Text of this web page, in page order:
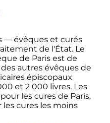
— évêques et curés
de l'État. Le
de Paris est de
autres évêques de
épiscopaux
et 2 000 livres. Les
pour les cures de Paris,
les cures les moins